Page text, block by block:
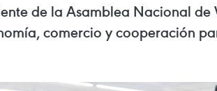
de la Asamblea Nacional
comercio y cooperación